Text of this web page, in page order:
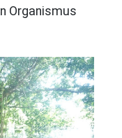
Organismus